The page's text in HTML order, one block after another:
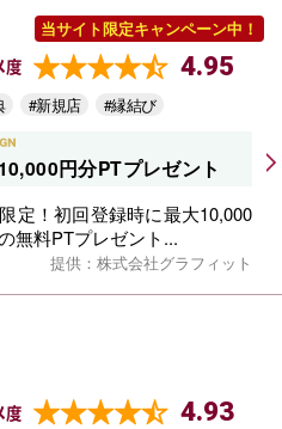
当サイト限定キャンペーン中！
度 4.95
#新規店 #縁結び
円分PTプレゼント
定！初回登録時に最大10,000
無料PTプレゼント...
提供：株式会社グラフィット
度 4.93